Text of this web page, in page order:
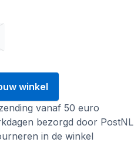
winkel
vanaf 50 euro
bezorgd door PostNL
in de winkel